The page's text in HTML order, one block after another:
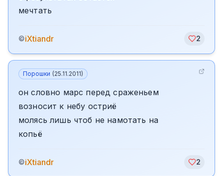
мечтать
©iXtiandr 2
Порошки (25.11.2011)
он словно марс перед сраженьем
возносит к небу остриё
молясь лишь чтоб не намотать на
копьё
©iXtiandr 2